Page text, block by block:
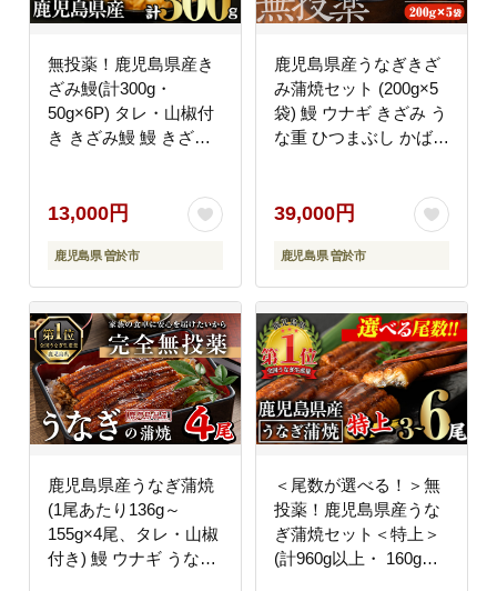
無投薬！鹿児島県産き
ざみ鰻(計300g・
50g×6P) タレ・山椒付
き きざみ鰻 鰻 きざみ
13,000円
鹿児島県 曽於市
鹿児島県産うなぎきざ
み蒲焼セット (200g×5
袋) 鰻 ウナギ きざみ う
な重 ひつまぶし かばや
【西日本養鰻】B176
39,000円
鹿児島県 曽於市
鹿児島県産うなぎ蒲焼
(1尾あたり136g～
155g×4尾、タレ・山椒
付き) 鰻 ウナギ うな重
＜尾数が選べる！＞無
投薬！鹿児島県産うな
ぎ蒲焼セット＜特上＞
(計960g以上・ 160g以